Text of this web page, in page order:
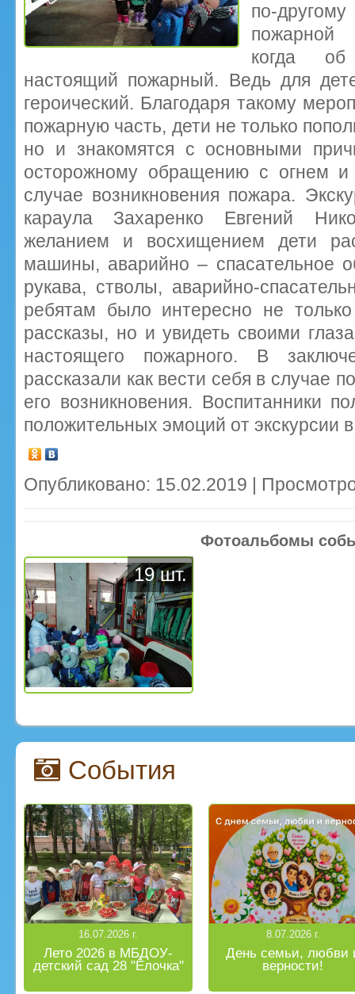
по-
пожарной
когда об
настоящий пожарный. Ведь для
героический. Благодаря такому
пожарную часть, дети не только
но и знакомятся с основными
осторожному обращению с огнем
случае возникновения пожара.
караула Захаренко Евгений
желанием и восхищением дети
машины, аварийно – спасательное
рукава, стволы, аварийно-
ребятам было интересно не
рассказы, но и увидеть своими
настоящего пожарного. В
рассказали как вести себя в случае
его возникновения. Воспитанники
положительных эмоций от экскурсии
Опубликовано: 15.02.2019 |
Фотоальбомы
19 шт.
События
16.07.2026 г.
Лето 2026 в МБДОУ-
детский сад 28 "Ёлочка"
8.07.2026 г.
День семьи, любви
верности!